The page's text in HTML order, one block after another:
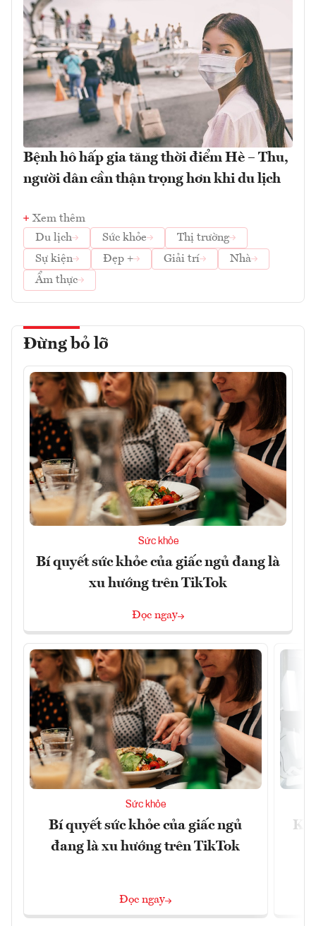
Bệnh hô hấp gia tăng thời điểm Hè – Thu,
người dân cần thận trọng hơn khi du lịch
Xem thêm
Du lịch
Sức khỏe
Thị trường
Sự kiện
Đẹp + Giải trí
Nhà
Ẩm thực
Đừng bỏ lỡ
Sức khỏe
Bí quyết sức khỏe của giấc ngủ đang là
xu hướng trên TikTok
Đọc ngay
Sức khỏe
Bí quyết sức khỏe của giấc ngủ
đang là xu hướng trên TikTok
Đọc ngay